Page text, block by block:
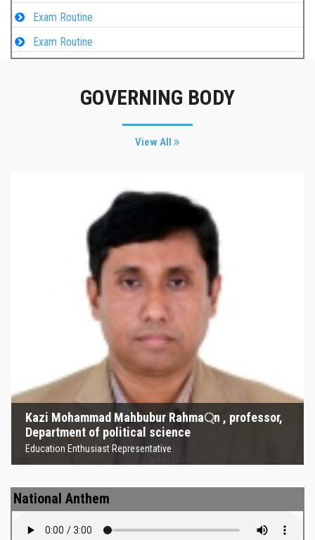
Exam Routine
Exam Routine
GOVERNING BODY
View All
Kazi Mohammad Mahbubur Rahma্‌n , professor,
Department of political science
Education Enthusiast Representative
Kazi Mohammad Mahbubur
Rahma্‌n , professor, Department
of political science
Education Enthusiast Representative
National Anthem